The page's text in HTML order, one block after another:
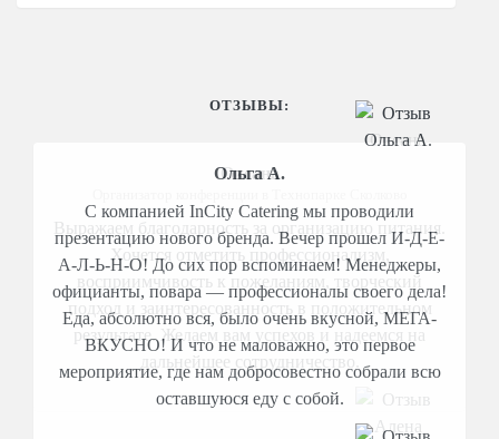
ОТЗЫВЫ:
Оксана
Выражаем благодарность за организацию питания.
Хочется отметить профессионализм,
восприимчивость к пожеланиям, творческий
подход и заинтересованность в положительном
результате. Желаем вам успехов и надеемся на
дальнейшее сотрудничество.